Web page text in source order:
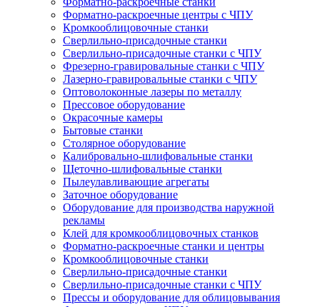
Форматно-раскроечные центры с ЧПУ
Кромкооблицовочные станки
Сверлильно-присадочные станки
Сверлильно-присадочные станки с ЧПУ
Фрезерно-гравировальные станки с ЧПУ
Лазерно-гравировальные станки с ЧПУ
Оптоволоконные лазеры по металлу
Прессовое оборудование
Окрасочные камеры
Бытовые станки
Столярное оборудование
Калибровально-шлифовальные станки
Щеточно-шлифовальные станки
Пылеулавливающие агрегаты
Заточное оборудование
Оборудование для производства наружной
рекламы
Клей для кромкооблицовочных станков
Форматно-раскроечные станки и центры
Кромкооблицовочные станки
Сверлильно-присадочные станки
Сверлильно-присадочные станки с ЧПУ
Прессы и оборудование для облицовывания